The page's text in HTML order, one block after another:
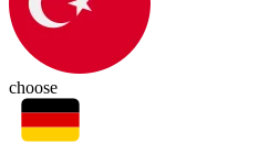
choose